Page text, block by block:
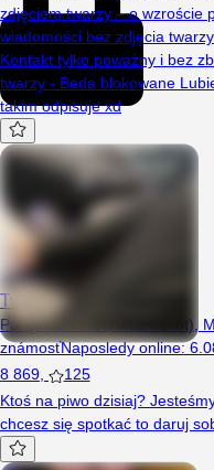
zdjęciem twarzy – o wzroście
wiadomości bez zdjęcia
Kontakt tylko poważny i bez
twarzy - Beda blokowane
takim odpisuje xd
TwoRevolutionss
Pár (Muž 41 let, Muž 41 let),
známosťNaposledy online:
8 869,
125
Ktoś na piwo dzisiaj?
chcesz się spotkać to daruj